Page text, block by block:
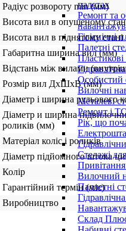
палетах
Ремонт та
Гігієнічні
Палетні
Пластикові
Особистий
Вилочні
Металеві
Ремонт і
Рік, що
Стелажі
Вилочний
Паллетні
Склад
Радіус розвороту min (мм)
Висота вил в опущеному
Висота вил в піднятому
Габаритна ширина вил (мм)
Відстань між вилами
Розмір вил ДхШхВ (мм)
Діаметр і ширина рульового
Діаметр и ширина
роликів (мм)
Матеріал коліс і роликів
Діаметр підйомного штока
Колір
Гарантійний термін (міс)
Виробництво